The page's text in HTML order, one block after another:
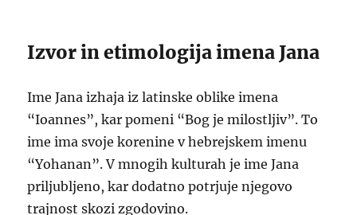
Izvor in etimologija imena Jana
Ime Jana izhaja iz latinske oblike imena
“Ioannes”, kar pomeni “Bog je milostljiv”. To
ime ima svoje korenine v hebrejskem imenu
“Yohanan”. V mnogih kulturah je ime Jana
priljubljeno, kar dodatno potrjuje njegovo
trajnost skozi zgodovino.